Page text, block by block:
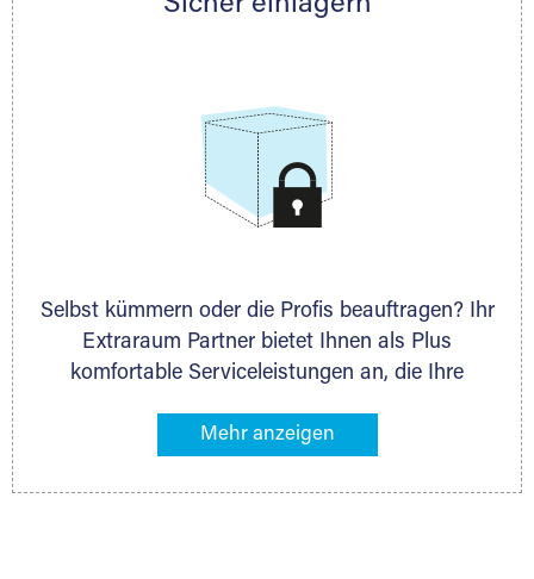
persönlich hinsichtlich Lagervolumen und zu
Selbst kümmern oder die Profis beauftragen? Ihr
Extraraum Partner bietet Ihnen als Plus
komfortable Serviceleistungen an, die Ihre
gehören z. B. Verpackungsservice, Lieferung von
Ihr Lagergut wird bei Ihrem Extraraum Partner